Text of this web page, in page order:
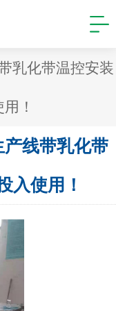
乳化带温控安装
！
线带乳化带
入使用！